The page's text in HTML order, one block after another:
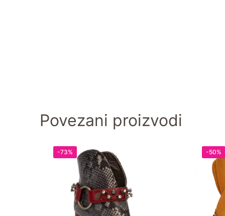
Povezani proizvodi
-73% -50%